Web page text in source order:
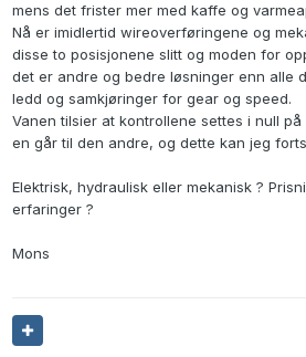
mens det frister mer med kaffe og
Nå er imidlertid wireoverføringene og
disse to posisjonene slitt og moden for
det er andre og bedre løsninger enn alle
ledd og samkjøringer for gear og speed.
Vanen tilsier at kontrollene settes i null
en går til den andre, og dette kan jeg
Elektrisk, hydraulisk eller mekanisk ?
erfaringer ?
Mons